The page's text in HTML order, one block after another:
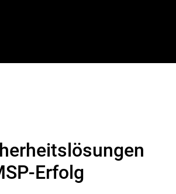
Erfolg